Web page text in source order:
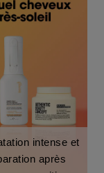
intense et
après